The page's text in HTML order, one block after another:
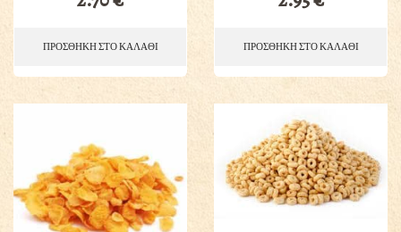
ΠΡΟΣΘΗΚΗ ΣΤΟ ΚΑΛΑΘΙ ΠΡΟΣΘΗΚΗ ΣΤΟ ΚΑΛΑΘΙ